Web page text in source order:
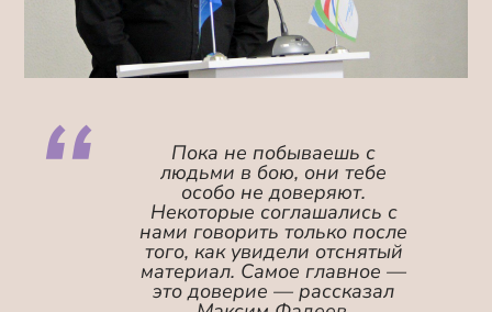
Пока не побываешь с
людьми в бою, они тебе
особо не доверяют.
Некоторые соглашались с
нами говорить только после
того, как увидели отснятый
материал. Самое главное —
это доверие — рассказал